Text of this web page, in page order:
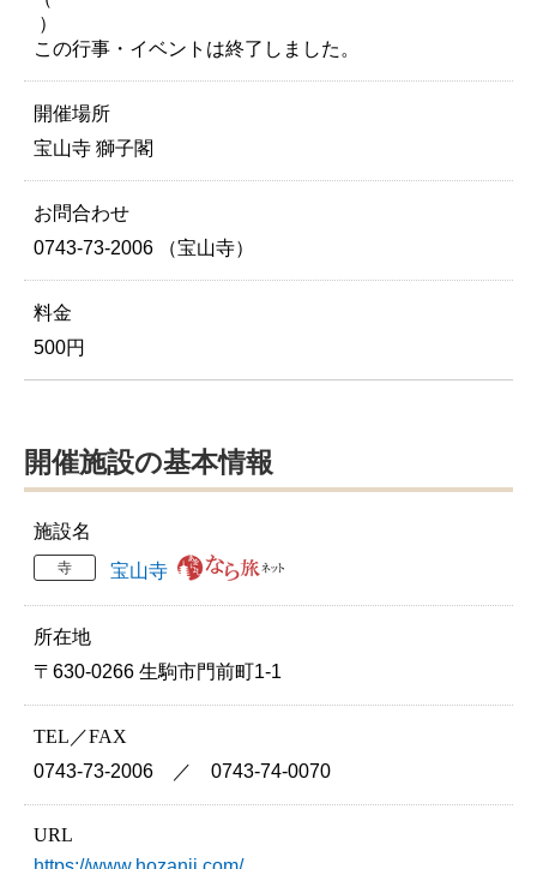
）
この行事・イベントは終了しました。
開催場所
宝山寺 獅子閣
お問合わせ
0743-73-2006 （宝山寺）
料金
500円
開催施設の基本情報
施設名
寺 宝山寺
所在地
〒630-0266 生駒市門前町1-1
TEL／FAX
0743-73-2006 ／ 0743-74-0070
URL